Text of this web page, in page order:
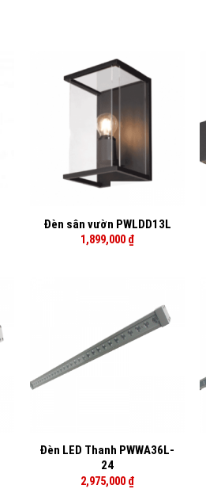
Đèn sân vườn PWLDD13L
1,899,000 ₫
Đèn LED Thanh PWWA36L-
24
2,975,000 ₫